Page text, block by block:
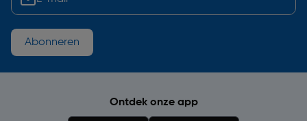
Abonneren
Ontdek onze app